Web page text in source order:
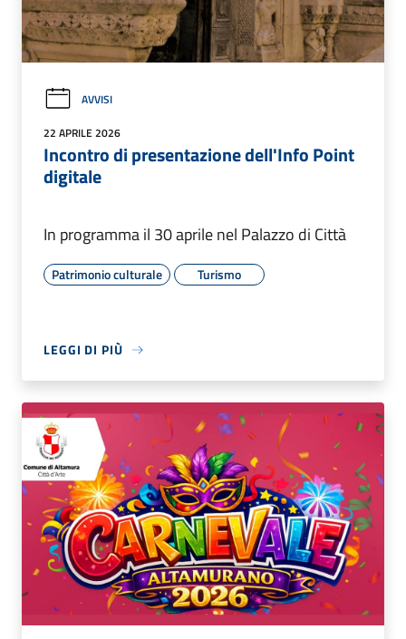
AVVISI
22 APRILE 2026
Incontro di presentazione dell'Info Point
digitale
In programma il 30 aprile nel Palazzo di Città
Patrimonio culturale Turismo
LEGGI DI PIÙ